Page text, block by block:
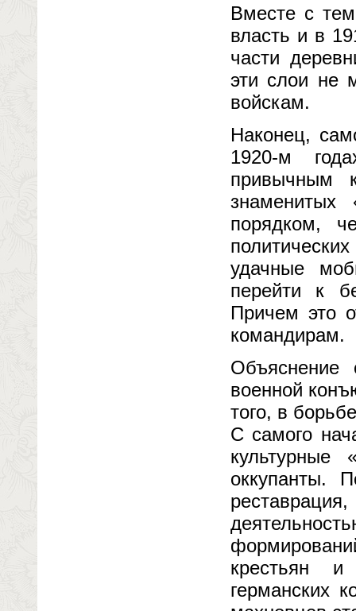
Вместе с
власть и в
части
эти слои не
войскам.
Наконец,
1920-м
привычным
знаменитых
порядком,
удачные
перейти к
Причем это
командирам.
Объяснение
военной
того, в
С самого
культурные
оккупанты.
крестьян и
германских